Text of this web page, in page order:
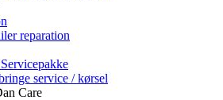
reparation
service / kørsel
Care